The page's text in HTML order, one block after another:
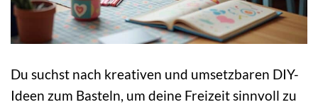
Du suchst nach kreativen und umsetzbaren DIY-
Ideen zum Basteln, um deine Freizeit sinnvoll zu